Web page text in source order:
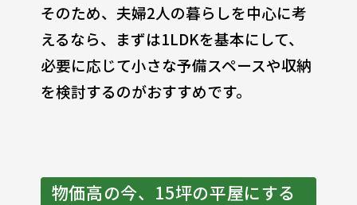
そのため、夫婦2人の暮らしを中心に考
えるなら、まずは1LDKを基本にして、
必要に応じて小さな予備スペースや収納
を検討するのがおすすめです。
物価高の今、15坪の平屋にする